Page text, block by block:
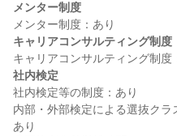
メンター制度
キャリアコンサルティング制度
社内検定
社内検定等の制度：あり
内部・外部検定による選抜ク